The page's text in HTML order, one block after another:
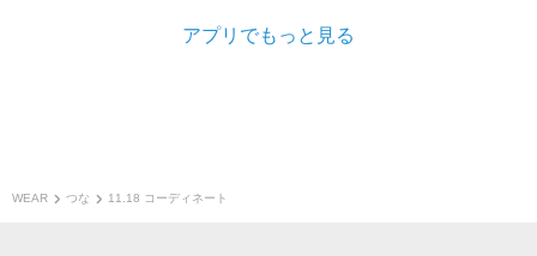
アプリでもっと見る
WEAR つな 11.18 コーディネート